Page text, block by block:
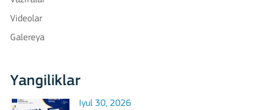
Videolar
Galereya
Yangiliklar
Iyul 30, 2026